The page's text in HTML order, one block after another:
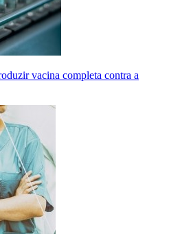
vacina completa contra a